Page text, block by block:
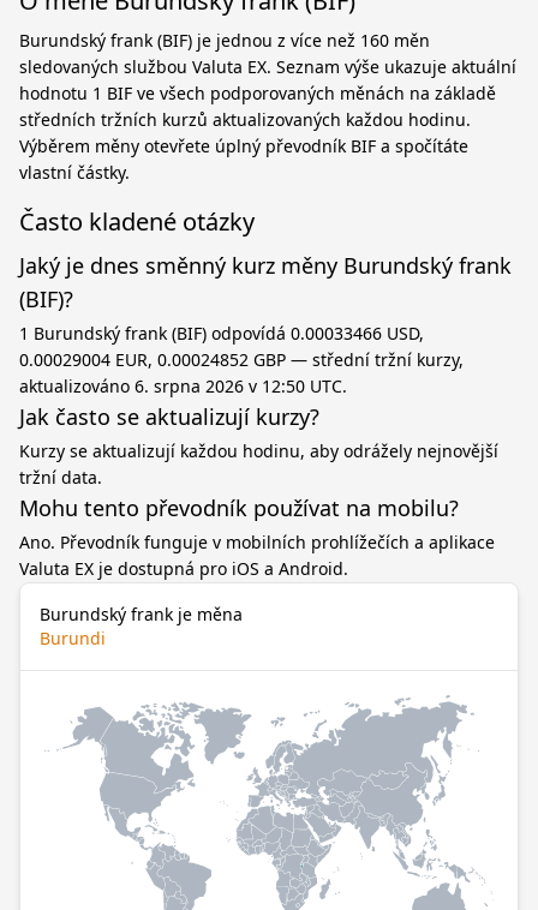
Burundský frank (BIF) je jednou z více než 160 měn
sledovaných službou Valuta EX. Seznam výše ukazuje aktuální
hodnotu 1 BIF ve všech podporovaných měnách na základě
středních tržních kurzů aktualizovaných každou hodinu.
Výběrem měny otevřete úplný převodník BIF a spočítáte
vlastní částky.
Často kladené otázky
Jaký je dnes směnný kurz měny Burundský frank
(BIF)?
1 Burundský frank (BIF) odpovídá 0.00033466 USD,
0.00029004 EUR, 0.00024852 GBP — střední tržní kurzy,
aktualizováno 6. srpna 2026 v 12:50 UTC.
Jak často se aktualizují kurzy?
Kurzy se aktualizují každou hodinu, aby odrážely nejnovější
tržní data.
Mohu tento převodník používat na mobilu?
Ano. Převodník funguje v mobilních prohlížečích a aplikace
Valuta EX je dostupná pro iOS a Android.
Burundský frank je měna
Burundi